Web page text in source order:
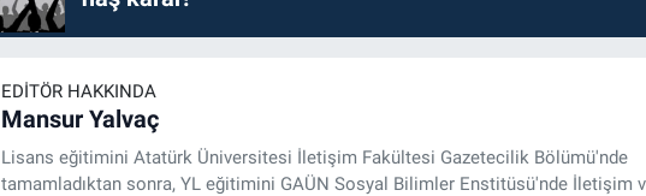
EDITÖR HAKKINDA
Mansur Yalvaç
Lisans eğitimini Atatürk Üniversitesi İletişim Fakültesi Gazetecilik Bölümü'nde
tamamladıktan sonra, YL eğitimini GAÜN Sosyal Bilimler Enstitüsü'nde İletişim